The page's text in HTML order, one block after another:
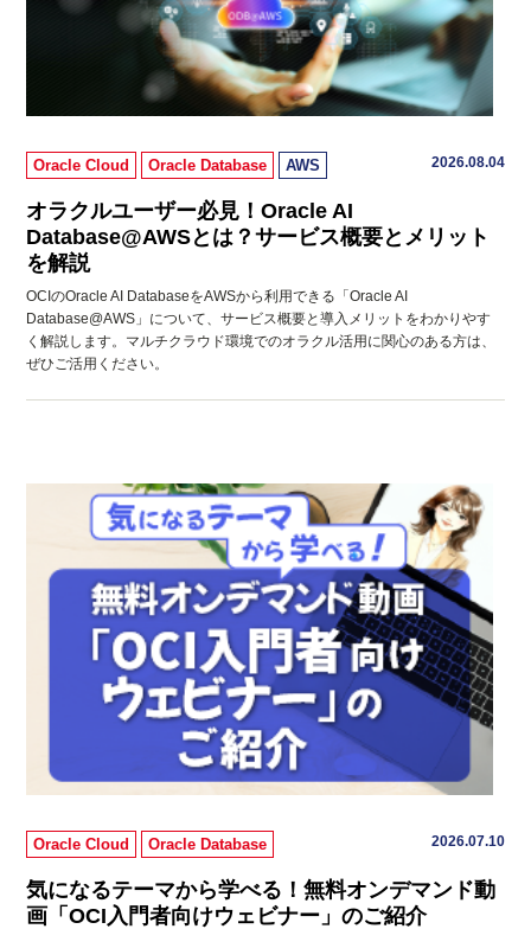
Oracle Cloud Oracle Database AWS 2026.08.04
オラクルユーザー必見！Oracle AI
Database@AWSとは？サービス概要とメリット
を解説
OCIのOracle AI DatabaseをAWSから利用できる「Oracle AI
Database@AWS」について、サービス概要と導入メリットをわかりやす
く解説します。マルチクラウド環境でのオラクル活用に関心のある方は、
ぜひご活用ください。
Oracle Cloud Oracle Database 2026.07.10
気になるテーマから学べる！無料オンデマンド動
画「OCI入門者向けウェビナー」のご紹介